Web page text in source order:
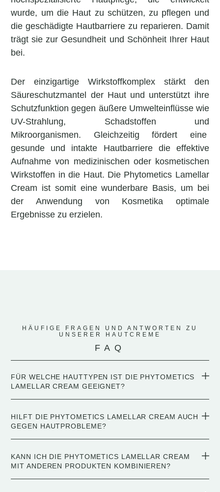
wurde, um die Haut zu schützen, zu pflegen und
die geschädigte Hautbarriere zu reparieren. Damit
trägt sie zur Gesundheit und Schönheit Ihrer Haut
bei.
Der einzigartige Wirkstoffkomplex stärkt den
Säureschutzmantel der Haut und unterstützt ihre
Schutzfunktion gegen äußere Umwelteinflüsse wie
UV-Strahlung, Schadstoffen und
Mikroorganismen. Gleichzeitig fördert eine
gesunde und intakte Hautbarriere die effektive
Aufnahme von medizinischen oder kosmetischen
Wirkstoffen in die Haut. Die Phytometics Lamellar
Cream ist somit eine wunderbare Basis, um bei
der Anwendung von Kosmetika optimale
Ergebnisse zu erzielen.
HÄUFIGE FRAGEN UND ANTWORTEN ZU
UNSERER HAUTCREME
FAQ
FÜR WELCHE HAUTTYPEN IST DIE PHYTOMETICS
LAMELLAR CREAM GEEIGNET?
HILFT DIE PHYTOMETICS LAMELLAR CREAM AUCH
GEGEN HAUTPROBLEME?
KANN ICH DIE PHYTOMETICS LAMELLAR CREAM
MIT ANDEREN PRODUKTEN KOMBINIEREN?